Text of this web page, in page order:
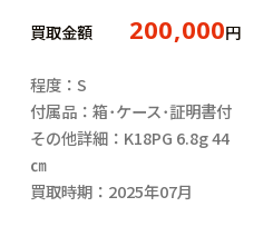
買取金額 200,000円
程度：S
付属品：箱･ケース･証明書付
その他詳細：K18PG 6.8g 44
㎝
買取時期：2025年07月